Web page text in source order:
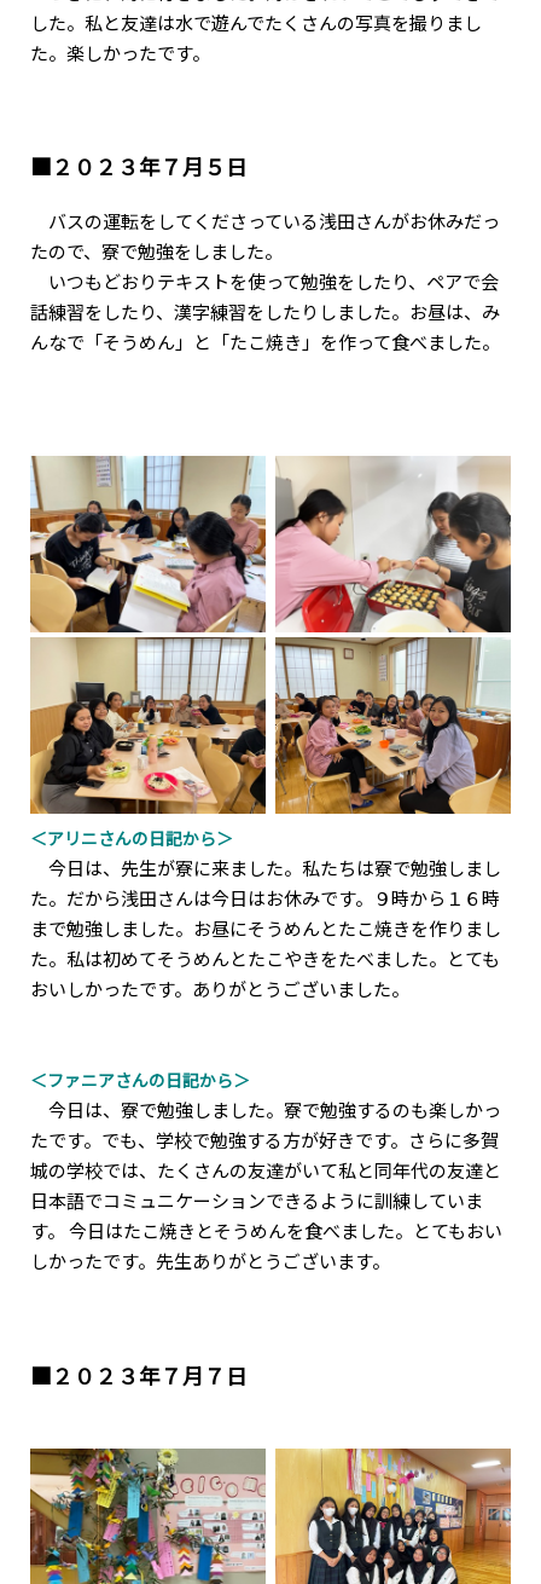
した。私と友達は水で遊んでたくさんの写真を撮りまし
た。楽しかったです。
■２０２３年７月５日
バスの運転をしてくださっている浅田さんがお休みだっ
たので、寮で勉強をしました。
いつもどおりテキストを使って勉強をしたり、ペアで会
話練習をしたり、漢字練習をしたりしました。お昼は、み
んなで「そうめん」と「たこ焼き」を作って食べました。
＜アリニさんの日記から＞
今日は、先生が寮に来ました。私たちは寮で勉強しまし
た。だから浅田さんは今日はお休みです。９時から１６時
まで勉強しました。お昼にそうめんとたこ焼きを作りまし
た。私は初めてそうめんとたこやきをたべました。とても
おいしかったです。ありがとうございました。
＜ファニアさんの日記から＞
今日は、寮で勉強しました。寮で勉強するのも楽しかっ
たです。でも、学校で勉強する方が好きです。さらに多賀
城の学校では、たくさんの友達がいて私と同年代の友達と
日本語でコミュニケーションできるように訓練していま
す。 今日はたこ焼きとそうめんを食べました。とてもおい
しかったです。先生ありがとうございます。
■２０２３年７月７日